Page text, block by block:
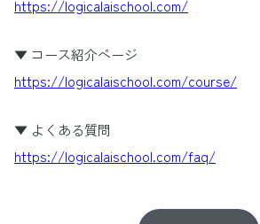
https://logicalaischool.com/
▼ コース紹介ページ
https://logicalaischool.com/course/
▼ よくある質問
https://logicalaischool.com/faq/